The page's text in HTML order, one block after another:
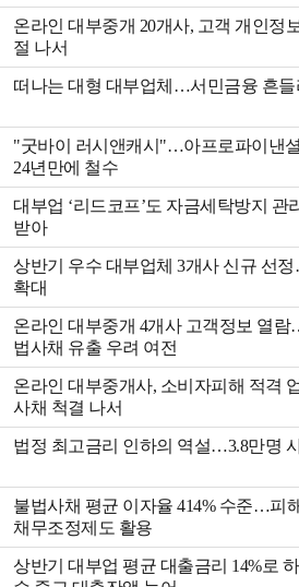
온라인 대부중개 20개사, 고객 개인정
절 나서
떠나는 대형 대부업체…서민금융 흔들
"굿바이 러시앤캐시"…아프로파이낸
24년만에 철수
대부업 ‘리드코프’도 자금세탁방지 관
받아
상반기 우수 대부업체 3개사 신규 선
확대
온라인 대부중개 4개사 고객정보 열
법사채 유출 우려 여전
온라인 대부중개사, 소비자피해 적격
사채 척결 나서
법정 최고금리 인하의 역설…3.8만명
불법사채 평균 이자율 414% 수준…피
채무조정제도 활용
상반기 대부업 평균 대출금리 14%로